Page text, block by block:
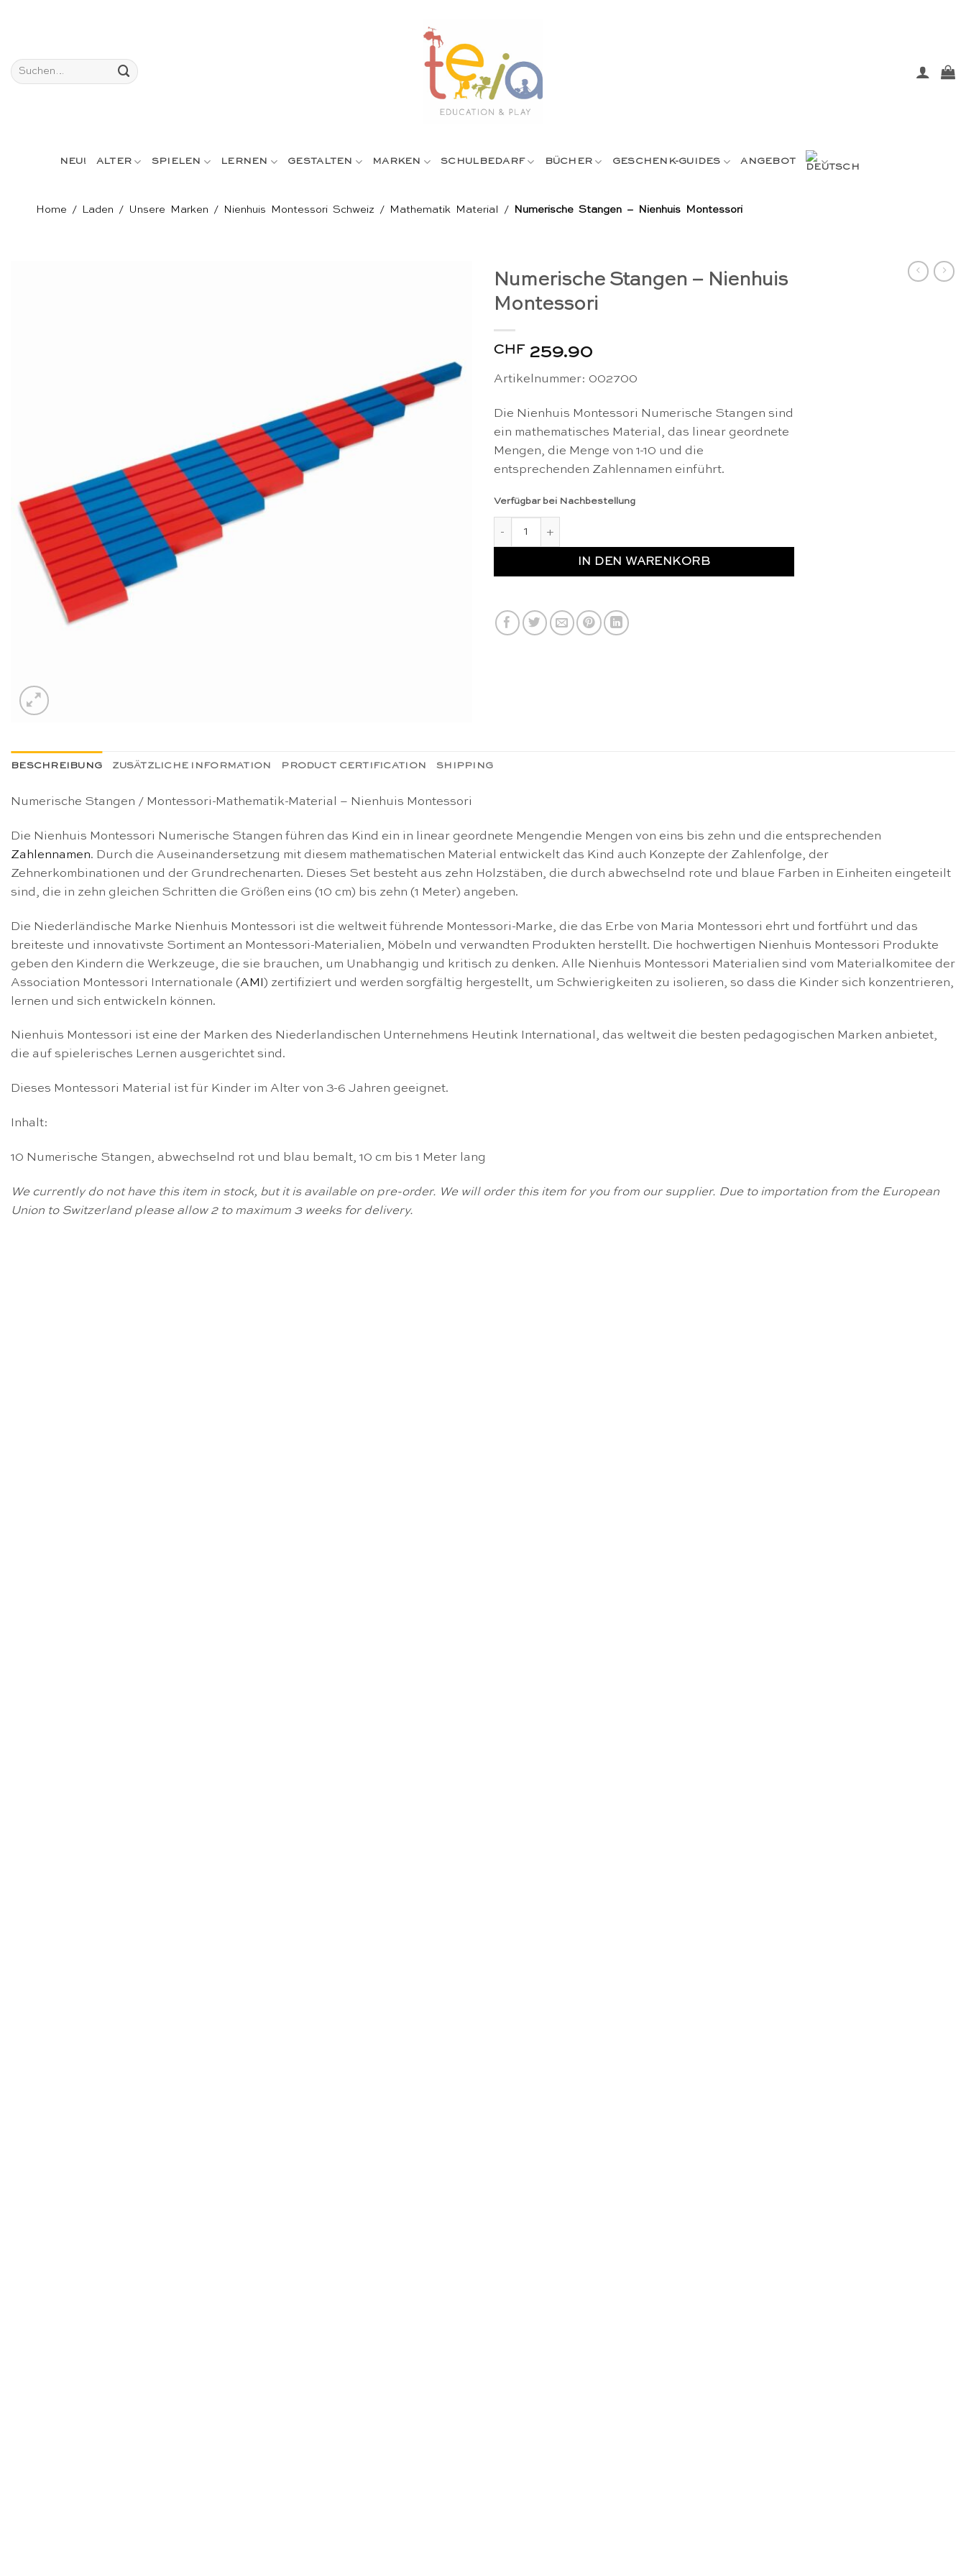
Suchen
nach:
NEU! ALTER SPIELEN LERNEN GESTALTEN MARKEN SCHULBEDARF BÜCHER GESCHENK-GUIDES ANGEBOT
Home / Laden / Unsere Marken / Nienhuis Montessori Schweiz / Mathematik Material / Numerische Stangen – Nienhuis Montessori
Numerische Stangen – Nienhuis
Montessori
CHF 259.90
Artikelnummer: 002700
Die Nienhuis Montessori Numerische Stangen sind
ein mathematisches Material, das linear geordnete
Mengen, die Menge von 1-10 und die
entsprechenden Zahlennamen einführt.
Verfügbar bei Nachbestellung
IN DEN WARENKORB
BESCHREIBUNG ZUSÄTZLICHE INFORMATION PRODUCT CERTIFICATION SHIPPING
Numerische Stangen / Montessori-Mathematik-Material – Nienhuis Montessori
Die Nienhuis Montessori Numerische Stangen führen das Kind ein in linear geordnete Mengendie Mengen von eins bis zehn und die entsprechenden
Zahlennamen. Durch die Auseinandersetzung mit diesem mathematischen Material entwickelt das Kind auch Konzepte der Zahlenfolge, der
Zehnerkombinationen und der Grundrechenarten. Dieses Set besteht aus zehn Holzstäben, die durch abwechselnd rote und blaue Farben in Einheiten eingeteilt
sind, die in zehn gleichen Schritten die Größen eins (10 cm) bis zehn (1 Meter) angeben.
Die Niederländische Marke Nienhuis Montessori ist die weltweit führende Montessori-Marke, die das Erbe von Maria Montessori ehrt und fortführt und das
breiteste und innovativste Sortiment an Montessori-Materialien, Möbeln und verwandten Produkten herstellt. Die hochwertigen Nienhuis Montessori Produkte
geben den Kindern die Werkzeuge, die sie brauchen, um Unabhangig und kritisch zu denken. Alle Nienhuis Montessori Materialien sind vom Materialkomitee der
Association Montessori Internationale (AMI ) zertifiziert und werden sorgfältig hergestellt, um Schwierigkeiten zu isolieren, so dass die Kinder sich konzentrieren,
lernen und sich entwickeln können.
Nienhuis Montessori ist eine der Marken des Niederlandischen Unternehmens Heutink International, das weltweit die besten pedagogischen Marken anbietet,
die auf spielerisches Lernen ausgerichtet sind.
Dieses Montessori Material ist für Kinder im Alter von 3-6 Jahren geeignet.
Inhalt:
10 Numerische Stangen, abwechselnd rot und blau bemalt, 10 cm bis 1 Meter lang
We currently do not have this item in stock, but it is available on pre-order. We will order this item for you from our supplier. Due to importation from the European
Union to Switzerland please allow 2 to maximum 3 weeks for delivery.